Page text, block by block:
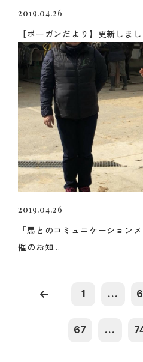
2019.04.26
【ボーガンだより】更新しまし
2019.04.26
「馬とのコミュニケーション
催のお知...
1 ...
67 ...